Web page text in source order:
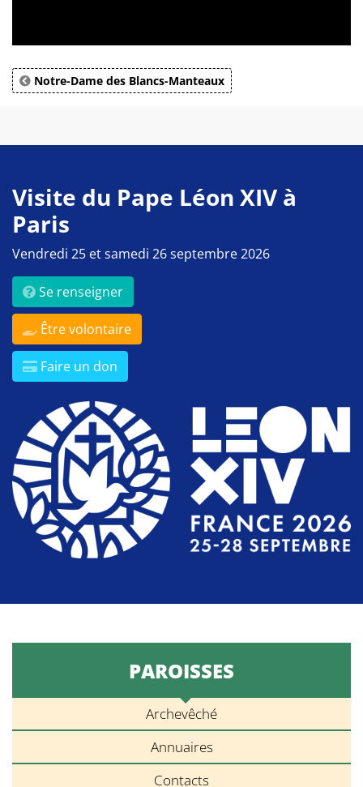
Notre-Dame des Blancs-Manteaux
Visite du Pape Léon XIV à
Paris
Vendredi 25 et samedi 26 septembre 2026
Se renseigner
Être volontaire
Faire un don
PAROISSES
Archevêché
Annuaires
Contacts